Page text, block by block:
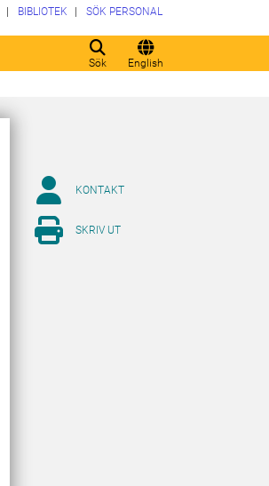
Sök English
BIBLIOTEK SÖK PERSONAL
KONTAKT
SKRIV UT